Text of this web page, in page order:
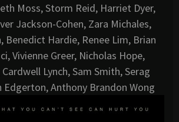
Moss, Storm Reid, Harriet Dyer,
Jackson-Cohen, Zara Michales,
Benedict Hardie, Renee Lim, Brian
Vivienne Greer, Nicholas Hope,
Lynch, Sam Smith, Serag
Edgerton, Anthony Brandon Wong